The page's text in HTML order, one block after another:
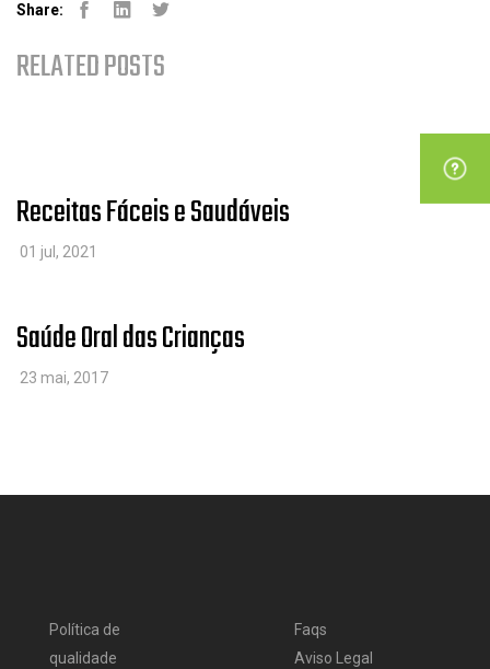
Share:
RELATED POSTS
Receitas Fáceis e Saudáveis
01 jul, 2021
Saúde Oral das Crianças
23 mai, 2017
Política de
qualidade
Faqs
Aviso Legal